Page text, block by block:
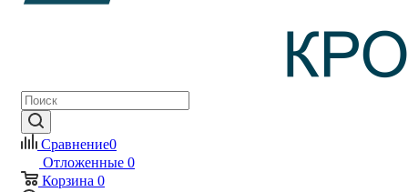
Сравнение0
Отложенные 0
Корзина 0